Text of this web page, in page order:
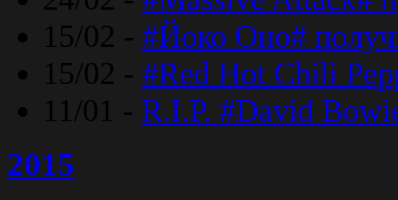
15/02 - #Йоко Оно#
15/02 - #Red Hot Chili
11/01 - R.I.P. #David
2015